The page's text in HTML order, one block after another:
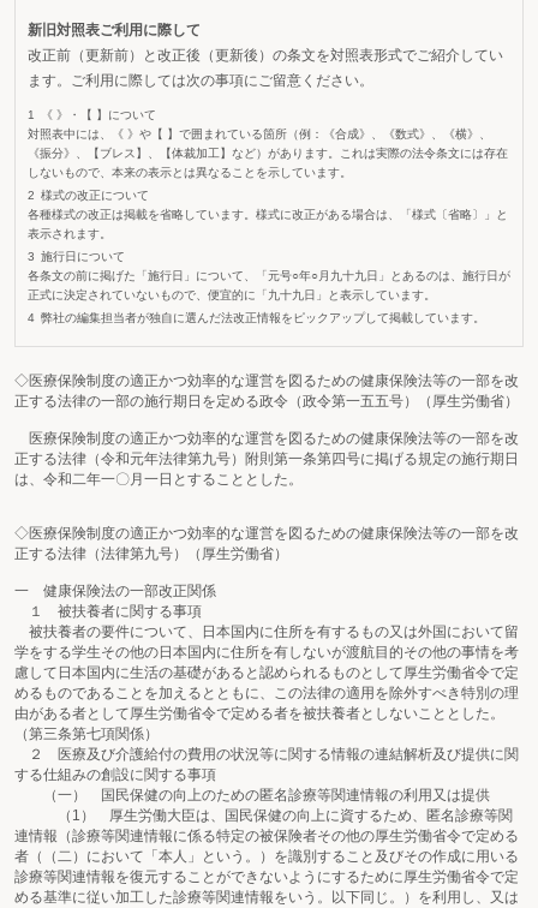
新旧対照表ご利用に際して
改正前（更新前）と改正後（更新後）の条文を対照表形式でご紹介してい
ます。ご利用に際しては次の事項にご留意ください。
《 》・【 】について
対照表中には、《 》や【 】で囲まれている箇所（例：《合成》、《数式》、《横》、
《振分》、【ブレス】、【体裁加工】など）があります。これは実際の法令条文には存在
しないもので、本来の表示とは異なることを示しています。
様式の改正について
各種様式の改正は掲載を省略しています。様式に改正がある場合は、「様式〔省略〕」と
表示されます。
施行日について
各条文の前に掲げた「施行日」について、「元号○年○月九十九日」とあるのは、施行日が
正式に決定されていないもので、便宜的に「九十九日」と表示しています。
弊社の編集担当者が独自に選んだ法改正情報をピックアップして掲載しています。
◇医療保険制度の適正かつ効率的な運営を図るための健康保険法等の一部を改
正する法律の一部の施行期日を定める政令（政令第一五五号）（厚生労働省）
医療保険制度の適正かつ効率的な運営を図るための健康保険法等の一部を改
正する法律（令和元年法律第九号）附則第一条第四号に掲げる規定の施行期日
は、令和二年一〇月一日とすることとした。
◇医療保険制度の適正かつ効率的な運営を図るための健康保険法等の一部を改
正する法律（法律第九号）（厚生労働省）
一 健康保険法の一部改正関係
１ 被扶養者に関する事項
被扶養者の要件について、日本国内に住所を有するもの又は外国において留
学をする学生その他の日本国内に住所を有しないが渡航目的その他の事情を考
慮して日本国内に生活の基礎があると認められるものとして厚生労働省令で定
めるものであることを加えるとともに、この法律の適用を除外すべき特別の理
由がある者として厚生労働省令で定める者を被扶養者としないこととした。
（第三条第七項関係）
２ 医療及び介護給付の費用の状況等に関する情報の連結解析及び提供に関
する仕組みの創設に関する事項
（一） 国民保健の向上のための匿名診療等関連情報の利用又は提供
（1） 厚生労働大臣は、国民保健の向上に資するため、匿名診療等関
連情報（診療等関連情報に係る特定の被保険者その他の厚生労働省令で定める
者（（二）において「本人」という。）を識別すること及びその作成に用いる
診療等関連情報を復元することができないようにするために厚生労働省令で定
める基準に従い加工した診療等関連情報をいう。以下同じ。）を利用し、又は